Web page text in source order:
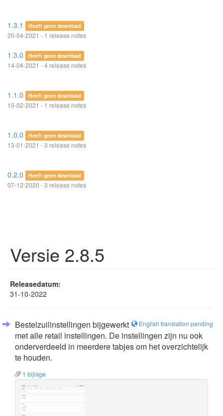
1.3.1 Heeft geen download
20-04-2021 - 1 release notes
1.3.0 Heeft geen download
14-04-2021 - 4 release notes
1.1.0 Heeft geen download
15-02-2021 - 1 release notes
1.0.0 Heeft geen download
13-01-2021 - 3 release notes
0.2.0 Heeft geen download
07-12-2020 - 3 release notes
Versie 2.8.5
Releasedatum:
31-10-2022
English translation pending
Bestelzuilinstellingen bijgewerkt
met alle retail instellingen. De instellingen zijn nu ook
onderverdeeld in meerdere tabjes om het overzichtelijk
te houden.
1 bijlage